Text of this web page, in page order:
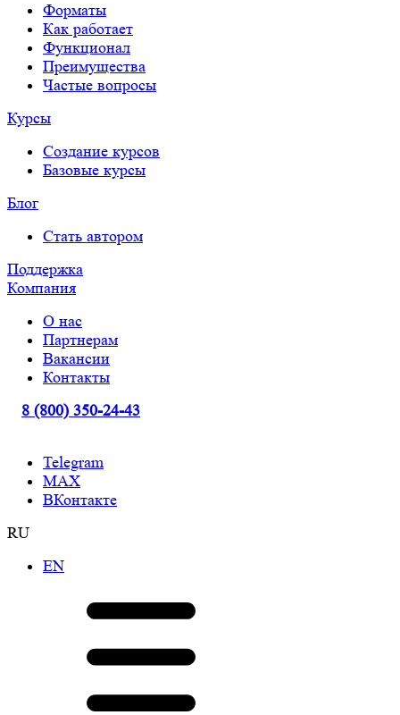
Форматы
Как работает
Функционал
Преимущества
Частые вопросы
Курсы
Создание курсов
Базовые курсы
Блог
Стать автором
Поддержка
Компания
О нас
Партнерам
Вакансии
Контакты
8 (800) 350-24-43
Telegram
МАХ
ВКонтакте
RU
EN